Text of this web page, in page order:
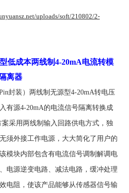
uploads/soft/210802/2-
低成本两线制4-20mA电流转模
离器
封装）两线制无源型4-20mA转电压
有源4-20mA的电流信号隔离转换成
采用两线制输入回路供电方式，独
须外接工作电源，大大简化了用户的
模块内部包含有电流信号调制解调电
电源逆变电路、减法电路，缓冲处理
电阻，使该产品能够从传感器信号输